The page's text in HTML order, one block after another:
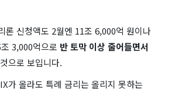
론 신청액도 2월엔 11조 6,000억 원이나
3,000억으로 반 토막 이상 줄어들면서
으로 보입니다.
가 올라도 특례 금리는 올리지 못하는